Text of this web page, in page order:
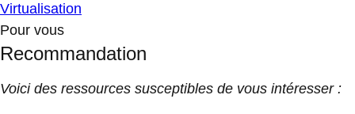
Virtualisation
Pour vous
Recommandation
Voici des ressources susceptibles de vous intéresser :